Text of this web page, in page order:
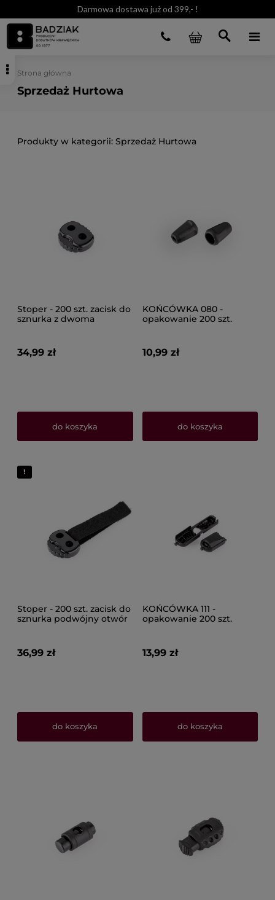
Darmowa dostawa już od 399,- !
Strona główna
Sprzedaż Hurtowa
Sprzedaż Hurtowa
Stoper - 200 szt. zacisk do
sznurka z dwoma
34,99 zł
do koszyka
KOŃCÓWKA 080 -
opakowanie 200 szt.
10,99 zł
do koszyka
Stoper - 200 szt. zacisk do
sznurka podwójny otwór
36,99 zł
do koszyka
KOŃCÓWKA 111 -
opakowanie 200 szt.
13,99 zł
do koszyka